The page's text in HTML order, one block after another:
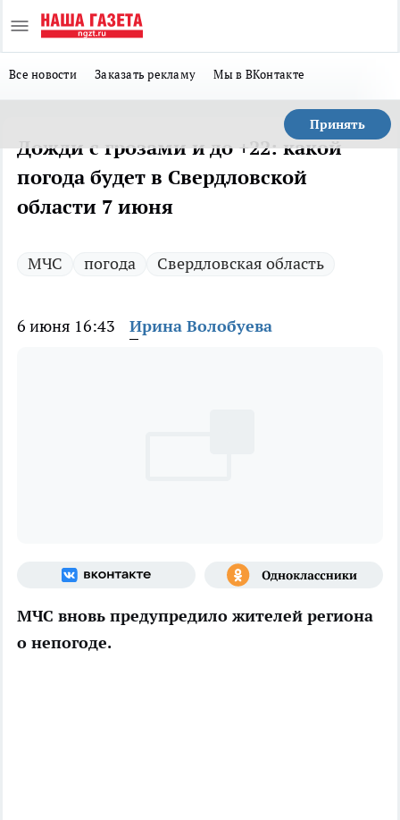
Все новости Заказать рекламу Мы в ВКонтакте
Принять
Дожди с грозами и до +22: какой
погода будет в Свердловской
области 7 июня
МЧС погода Свердловская область
6 июня 16:43 Ирина Волобуева
МЧС вновь предупредило жителей региона
о непогоде.